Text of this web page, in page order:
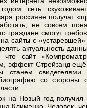
сеть
россияне получат
не совсем
граждане смогут
сайты с
актуальность
сайт
эффект Стрейзанд ещё
станем свидетелями
со стороны
на Новый год получил
Клименко. Человек,